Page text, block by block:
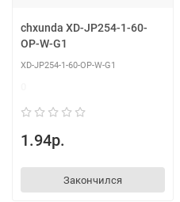
chxunda XD-JP254-1-60-
OP-W-G1
XD-JP254-1-60-OP-W-G1
1.94р.
Закончился